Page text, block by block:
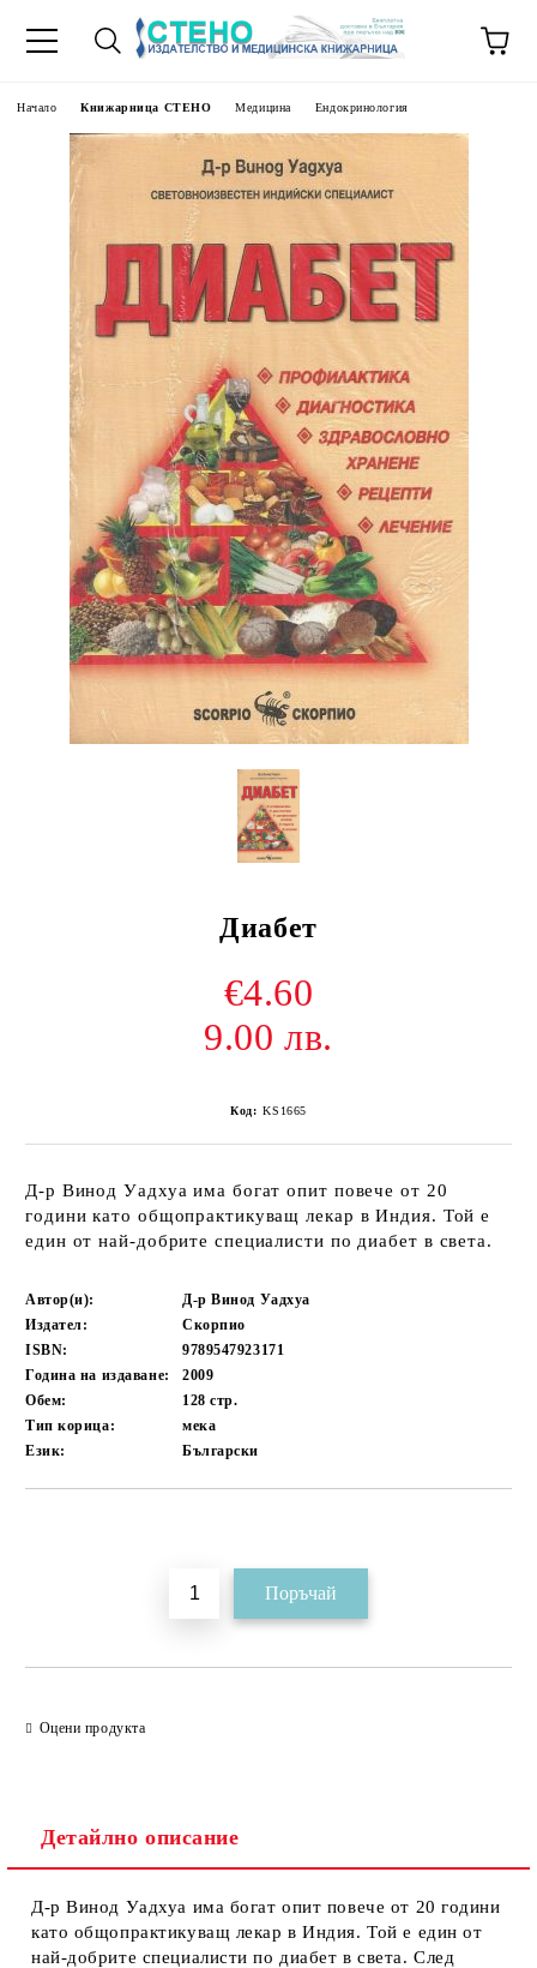
Начало Книжарница СТЕНО Медицина Ендокринология
Диабет
€4.60
9.00 лв.
Код: KS1665
Д-р Винод Уадхуа има богат опит повече от 20
години като общопрактикуващ лекар в Индия. Той е
един от най-добрите специалисти по диабет в света.
Автор(и):
Д-р Винод Уадхуа
Издател:
Скорпио
ISBN:
9789547923171
Година на издаване:
2009
Обем:
128стр.
Тип корица:
мека
Език:
Български
Оцени продукта
Детайлно описание
Д-р Винод Уадхуа има богат опит повече от 20 години
като общопрактикуващ лекар в Индия. Той е един от
най-добрите специалисти по диабет в света. След